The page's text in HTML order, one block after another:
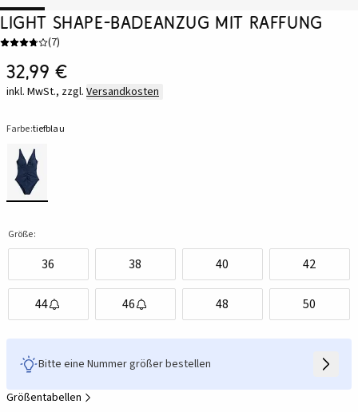
Light Shape-Badeanzug mit Raffung
(7)
32,99 €
inkl. MwSt., zzgl. Versandkosten
Farbe:tiefblau
Größe:
36 38 40 42
44 46 48 50
Bitte eine Nummer größer bestellen
Größentabellen